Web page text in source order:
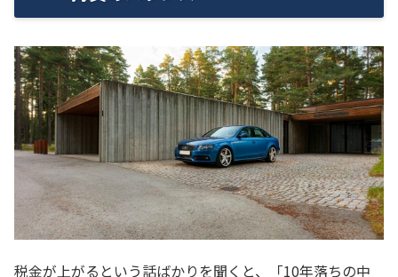
税金が上がるという話ばかりを聞くと、「10年落ちの中